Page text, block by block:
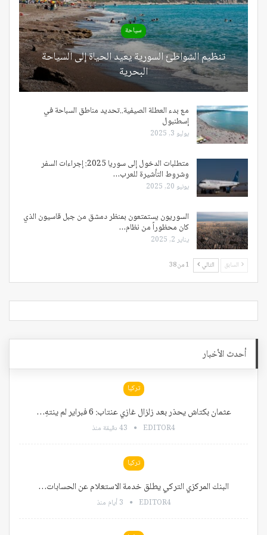
سياحة
تنظيم الشواطئ السورية يعيد الحياة إلى السياحة
البحرية
مع بدء العطلة الصيفية..تحديد مناطق السباحة في
إسطنبول
يوليو 3, 2025
متطلبات الدخول إلى سوريا 2025: إجراءات السفر
وشروط التأشيرة للعرب…
يونيو 20, 2025
السوريون يستمتعون بمنظر دمشق من جبل قاسيون الذي
كان محظوراً من نظام…
يناير 2, 2025
السابق التالي 1 من 38
أحدث الأخبار
تركيا
عثمان بكتاش يحذر بعد زلزال غازي عنتاب: 6 فبراير لم ينتهِ…
EDITOR4 43 دقيقة منذ
تركيا
البنك المركزي التركي يطلق خدمة الاستعلام عن الحسابات…
EDITOR4 3 أيام منذ